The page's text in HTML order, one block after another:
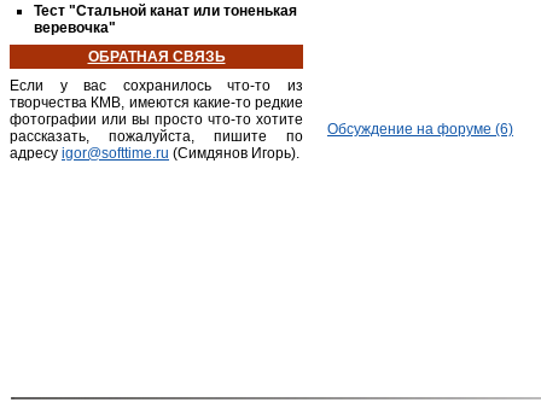
Тест "Стальной канат или тоненькая
веревочка"
ОБРАТНАЯ СВЯЗЬ
Если у вас сохранилось что-то из
творчества КМВ, имеются какие-то редкие
фотографии или вы просто что-то хотите
рассказать, пожалуйста, пишите по
адресу igor@softtime.ru (Симдянов Игорь).
Обсуждение на форуме (6)